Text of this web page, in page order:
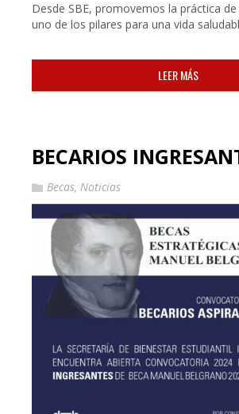
Desde SBE, promovemos la práctica
uno de los pilares para una vida
LEER MÁS
BECARIOS
Becas, Noticias